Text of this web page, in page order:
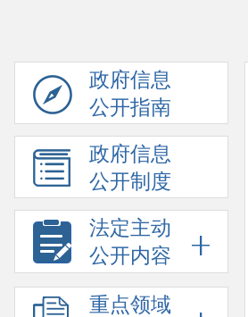
政府信息
公开指南
政府信息
公开制度
法定主动
公开内容
重点领域